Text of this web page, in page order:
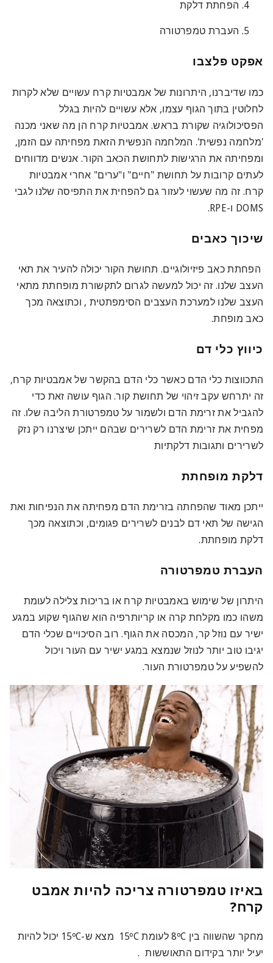
הפחתת דלקת
העברת טמפרטורה
אפקט פלצבו
כמו שדיברנו, היתרונות של אמבטיות קרח עשויים שלא לקרות
לחלוטין בתוך הגוף עצמו, אלא עשויים להיות בגלל
הפסיכולוגיה שקורת בראש. אמבטיות קרח הן מה שאני מכנה
'מלחמה נפשית'. המלחמה הנפשית הזאת מפחיתה עם הזמן,
ומפחיתה את הרגישות לתחושת הכאב הקור. אנשים מדווחים
לעתים קרובות על תחושת "חיים" ו"ערים" אחרי אמבטיות
קרח. זה מה שעשוי לעזור גם להפחית את התפיסה שלנו לגבי
DOMS ו-RPE.
שיכוך כאבים
הפחתת כאב פיזיולוגיים. תחושת הקור יכולה להעיר את תאי
העצב שלנו. זה יכול למעשה לגרום לתקשורת מופחתת מתאי
העצב שלנו למערכת העצבים הסימפתטית , וכתוצאה מכך
כאב מופחת.
כיווץ כלי דם
התכווצות כלי הדם כאשר כלי הדם בהקשר של אמבטיות קרח,
זה יתרחש עקב זיהוי של תחושת קור. הגוף עושה זאת כדי
להגביל את זרימת הדם ולשמור על טמפרטורת הליבה שלו. זה
מפחית את זרימת הדם לשרירים שבהם ייתכן שיצרנו רק נזק
לשרירים ותגובות דלקתיות
דלקת מופחתת
ייתכן מאוד שהפחתה בזרימת הדם מפחיתה את הנפיחות ואת
הגישה של תאי דם לבנים לשרירים פגומים, וכתוצאה מכך
דלקת מופחתת.
העברת טמפרטורה
היתרון של שימוש באמבטיות קרח או בריכות צלילה לעומת
משהו כמו מקלחת קרה או קריותרפיה הוא שהגוף שקוע במגע
ישיר עם נוזל קר, המכסה את הגוף. רוב הסיכויים שכלי הדם
יגיבו טוב יותר לנוזל שנמצא במגע ישיר עם העור ויכול
להשפיע על טמפרטורת העור.
באיזו טמפרטורה צריכה להיות אמבט
קרח?
מחקר שהשווה בין 8ºC לעומת 15ºC מצא ש-15ºC יכול להיות
יעיל יותר בקידום התאוששות .